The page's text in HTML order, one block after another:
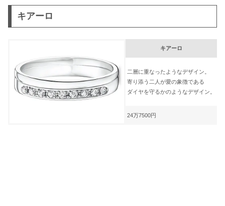
キアーロ
キアーロ
二層に重なったようなデザイン。
寄り添う二人が愛の象徴である
ダイヤを守るかのようなデザイン。
24万7500円